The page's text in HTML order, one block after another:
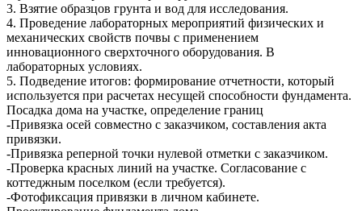
3. Взятие образцов грунта и вод для исследования.
4. Проведение лабораторных мероприятий физических и
механических свойств почвы с применением
инновационного сверхточного оборудования. В
лабораторных условиях.
5. Подведение итогов: формирование отчетности, который
используется при расчетах несущей способности фундамента.
Посадка дома на участке, определение границ
-Привязка осей совместно с заказчиком, составления акта
привязки.
-Привязка реперной точки нулевой отметки с заказчиком.
-Проверка красных линий на участке. Согласование с
коттеджным поселком (если требуется).
-Фотофиксация привязки в личном кабинете.